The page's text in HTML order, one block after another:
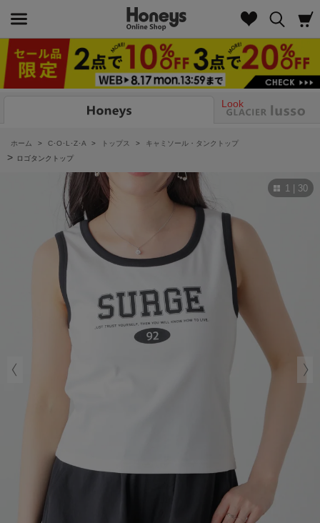
Look
ホーム > C･O･L･Z･A > トップス > キャミソール・タンクトップ
> ロゴタンクトップ
1 | 30